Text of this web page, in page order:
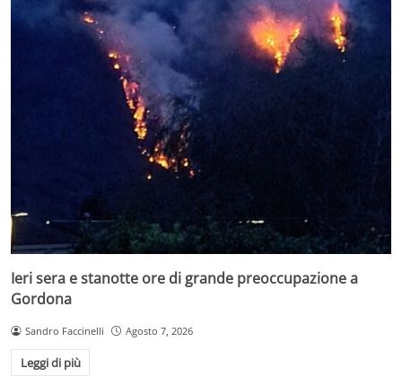
Ieri sera e stanotte ore di grande preoccupazione a
Gordona
Sandro Faccinelli Agosto 7, 2026
Leggi di più